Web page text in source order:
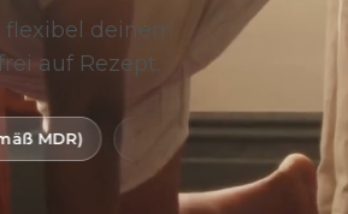
flexibel deinem
auf Rezept.
Gesundheitsanwendung (DiGA)